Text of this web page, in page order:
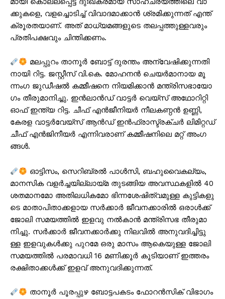
ക്കു​ക​ളെ, വ​ള​ച്ചൊ​ടി​ച്ച് വി​വാ​ദ​മാ​ക്കാ​ന്‍ ശ്ര​മി​ക്കു​ന്ന​ത് എ​ന്ത്
ക്രൂ​ര​ത​യാ​ണ്. അ​ത് മാ​ധ്യ​മ​ങ്ങ​ളു​ടെ ത​ല​പ്പ​ത്തു​ള്ള​വ​രും
പ്ര​തി​പ​ക്ഷ​വും ചി​ന്തി​ക്ക​ണം.
മ​ല​പ്പു​റം താ​നൂ​ർ ബോ​ട്ട് ദു​ര​ന്തം അ​ന്വേ​ഷി​ക്കു​ന്ന​തി​
നാ​യി റി​ട്ട​. ജ​സ്റ്റീസ് വി.​കെ. മോ​ഹ​ന​ൻ ചെ​യ​ർ​മാ​നാ​യ മൂ​
ന്നം​ഗ ജു​ഡീ​ഷ​ൽ ക​മ്മീ​ഷ​നെ നി​യ​മി​ക്കാ​ൻ മ​ന്ത്രി​സ​ഭാ​യോ​
ഗം തീ​രു​മാ​നി​ച്ചു. ഇ​ൻ​ലാ​ൻ​ഡ് വാ​ട്ട​ർ വെ​യ്സ് അ​ഥോ​റി​റ്റി
ഓ​ഫ് ഇ​ന്ത്യ​ റി​ട്ട​. ചീ​ഫ് എ​ൻ​ജീ​നി​യ​ർ നീ​ല​ക​ണ്ഠ​ൻ ഉ​ണ്ണി,
കേ​ര​ള വാ​ട്ട​ർ​വേ​യ്സ് ആ​ൻ​ഡ് ഇ​ൻ​ഫ്രാ​സ്ട്ര​ക്ച​ർ ലി​മി​റ്റ​ഡ്
ചീ​ഫ് എ​ൻ​ജി​നീ​യ​ർ എ​ന്നി​വ​രാ​ണ് ക​മ്മീ​ഷ​നി​ലെ മറ്റ് അം​ഗ​
ങ്ങ​ൾ.
ഓ​ട്ടി​സം, സെ​റി​ബ്ര​ൽ പാ​ൾ​സി, ബ​ഹു​വൈ​ക​ല്യം,
മാ​ന​സി​ക വ​ള​ർ​ച്ച​യി​ല്ലാ​യ്മ തു​ട​ങ്ങി​യ അ​വ​സ്ഥ​ക​ളി​ൽ 40
ശ​ത​മാ​ന​മോ അ​തി​ല​ധി​ക​മോ ഭി​ന്ന​ശേ​ഷി​ത്വ​മു​ള്ള കു​ട്ടി​ക​ളു​
ടെ മാ​താ​പി​താ​ക്ക​ളാ​യ സ​ർ​ക്കാ​ർ ജീ​വ​ന​ക്കാ​രി​ൽ ഒ​രാ​ൾ​ക്ക്
ജോ​ലി സ​മ​യ​ത്തി​ൽ ഇ​ള​വു ന​ൽ​കാ​ൻ മ​ന്ത്രി​സ​ഭ തീ​രു​മാ​
നി​ച്ചു. സ​ർ​ക്കാ​ർ ജീ​വ​ന​ക്കാ​ർ​ക്കു നി​ല​വി​ൽ അ​നു​വ​ദി​ച്ചി​ട്ടു​
ള്ള ഇ​ള​വു​ക​ൾ​ക്കു പു​റ​മേ ഒ​രു മാ​സം ആ​കെ​യു​ള്ള ജോ​ലി
സ​മ​യ​ത്തി​ൽ പ​ര​മാ​വ​ധി 16 മ​ണി​ക്കൂ​ർ കൂ​ടി​യാ​ണ് ഇ​ത്ത​രം
ര​ക്ഷി​താ​ക്ക​ൾ​ക്ക് ഇ​ള​വ് അ​നു​വ​ദി​ക്കു​ന്ന​ത്.
താ​നൂ​ർ പൂ​ര​പ്പു​ഴ ബോ​ട്ട​പ​ക​ടം ഫോ​റ​ൻ​സി​ക് വി​ഭാ​ഗം